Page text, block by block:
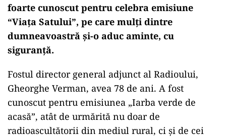
foarte cunoscut pentru celebra emisiune
“Viața Satului”, pe care mulți dintre
dumneavoastră și-o aduc aminte, cu
siguranță.
Fostul director general adjunct al Radioului,
Gheorghe Verman, avea 78 de ani. A fost
cunoscut pentru emisiunea „Iarba verde de
acasă”, atât de urmărită nu doar de
radioascultătorii din mediul rural, ci şi de cei